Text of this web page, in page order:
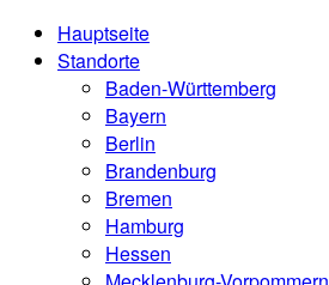
Hauptseite
Standorte
Baden-Württemberg
Bayern
Berlin
Brandenburg
Bremen
Hamburg
Hessen